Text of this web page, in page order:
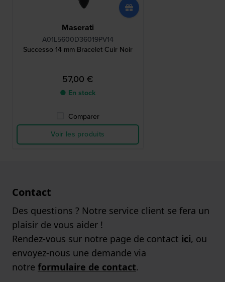
Maserati
A01L5600D36019PV14
Successo 14 mm Bracelet Cuir Noir
57,00 €
● En stock
Comparer
Voir les produits
Contact
Des questions ? Notre service client se fera un
plaisir de vous aider !
Rendez-vous sur notre page de contact ici, ou
envoyez-nous une demande via
notre formulaire de contact.